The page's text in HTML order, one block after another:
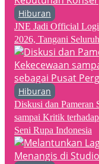
Hiburan
JNE Jadi Official
2026, Tangani
Hiburan
Diskusi dan Pameran
sampai Kritik
Seni Rupa Indonesia